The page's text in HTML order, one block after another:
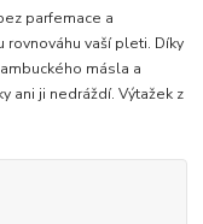
parfemace a
rovnováhu vaší pleti. Díky
másla a
ani ji nedráždí. Výtažek z